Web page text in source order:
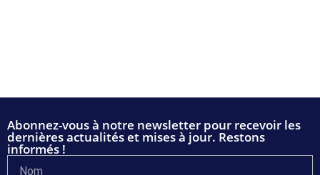
Abonnez-vous à notre newsletter pour recevoir les
dernières actualités et mises à jour. Restons
informés !